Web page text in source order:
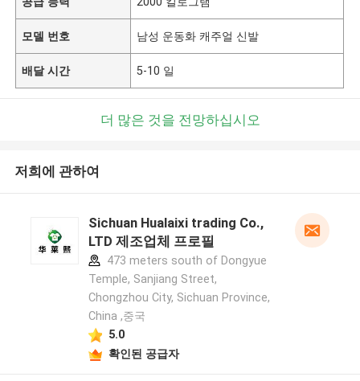
모델 번호 남성 운동화 캐주얼 신발
배달 시간 5-10 일
더 많은 것을 전망하십시오
저희에 관하여
Sichuan Hualaixi trading Co.,
LTD 제조업체 프로필
473 meters south of Dongyue
Temple, Sanjiang Street,
Chongzhou City, Sichuan Province,
China ,중국
5.0
확인된 공급자